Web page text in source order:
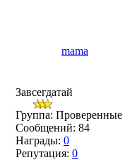
mama
Завсегдатай
Группа: Проверенные
Сообщений: 84
Награды: 0
Репутация: 0